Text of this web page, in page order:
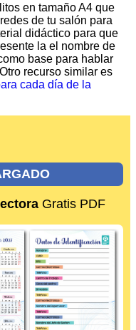
en tamaño A4 que
de tu salón para
didáctico para que
la el nombre de
base para hablar
recurso similar es
cada día de la
Gratis PDF